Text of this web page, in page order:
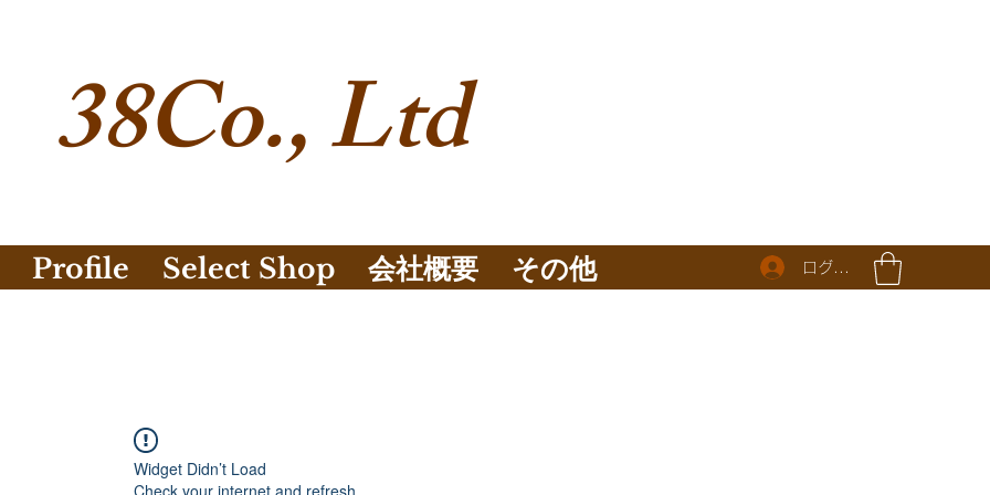
38Co., Ltd
Profile Select Shop 会社概要 その他 ログイン
Widget Didn’t Load
Check your internet and refresh